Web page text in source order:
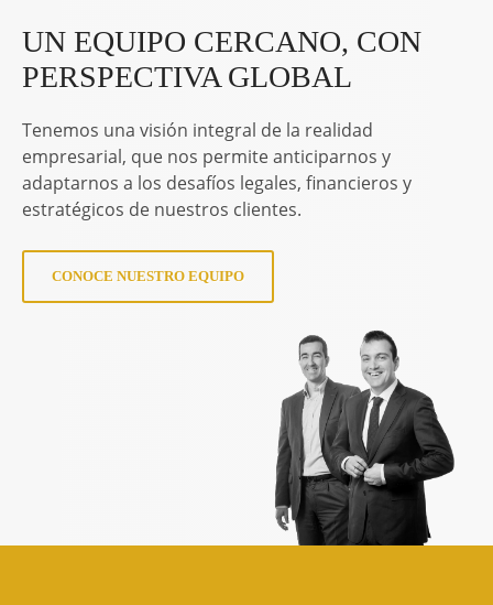
UN EQUIPO CERCANO, CON
PERSPECTIVA GLOBAL
Tenemos una visión integral de la realidad
empresarial, que nos permite anticiparnos y
adaptarnos a los desafíos legales, financieros y
estratégicos de nuestros clientes.
CONOCE NUESTRO EQUIPO